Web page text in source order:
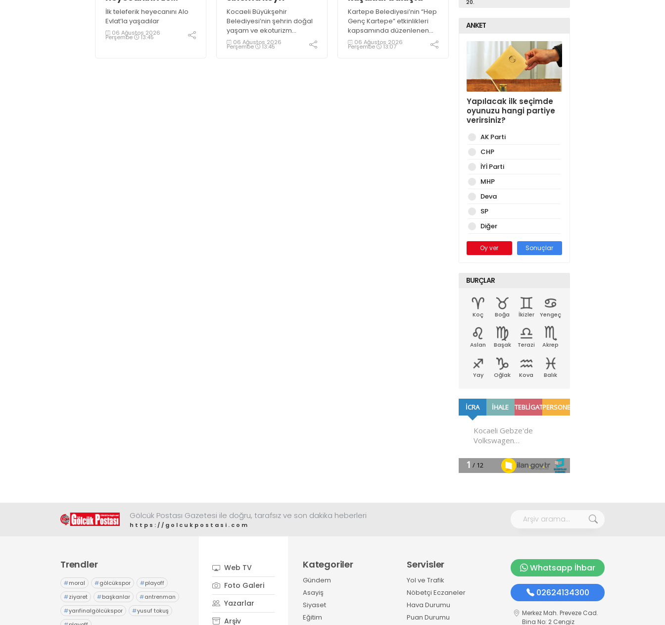
Evlat’la yaşadılar
İlk teleferik heyecanını Alo
Evlat’la yaşadılar
06 Ağustos 2026
Perşembe 13:45
Kocaeli Büyükşehir
Belediyesi’nin şehrin doğal
yaşam ve ekoturizm
merkezi Ormanya’da
düzenlediği “Gece
06 Ağustos 2026
Perşembe 13:45
Kartepe Belediyesi’nin “Hep
Genç Kartepe” etkinlikleri
kapsamında düzenlenen
Gençlik ve Gelişim Kampı’na
katılan gençler, Kocaeli
06 Ağustos 2026
Perşembe 13:07
20.
ANKET
Yapılacak ilk seçimde
oyunuzu hangi partiye
verirsiniz?
AK Parti
CHP
İYİ Parti
MHP
Deva
SP
Diğer
Oy ver Sonuçlar
BURÇLAR
Koç Boğa İkizler Yengeç
Aslan Başak Terazi Akrep
Yay Oğlak Kova Balık
Gölcük Postası Gazetesi ile doğru, tarafsız ve son dakika heberleri
https://golcukpostasi.com
Trendler
#moral #gölcükspor #playoff
#ziyaret #başkanlar #antrenman
#yarıfinalgölcükspor #yusuf tokuş
Web TV
Foto Galeri
Yazarlar
Arşiv
Kategoriler
Gündem
Asayiş
Siyaset
Eğitim
Servisler
Yol ve Trafik
Nöbetçi Eczaneler
Hava Durumu
Puan Durumu
Whatsapp İhbar
02624134300
Merkez Mah. Preveze Cad.
Bina No: 2 Cengiz